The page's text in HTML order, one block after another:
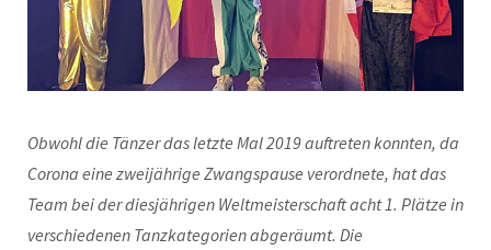
Obwohl die Tänzer das letzte Mal 2019 auftreten konnten, da
Corona eine zweijährige Zwangspause verordnete, hat das
Team bei der diesjährigen Weltmeisterschaft acht 1. Plätze in
verschiedenen Tanzkategorien abgeräumt. Die